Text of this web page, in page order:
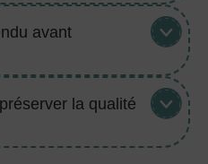
avant
la qualité